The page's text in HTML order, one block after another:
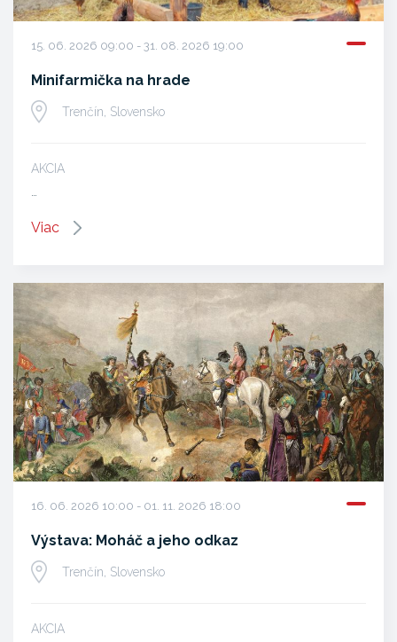
15. 06. 2026 09:00 - 31. 08. 2026 19:00
Minifarmička na hrade
Trenčín, Slovensko
AKCIA
Viac
16. 06. 2026 10:00 - 01. 11. 2026 18:00
Výstava: Moháč a jeho odkaz
Trenčín, Slovensko
AKCIA